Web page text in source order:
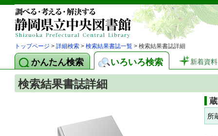
トップページ > 詳細検索 > 検索結果書誌一覧 > 検索結果書誌詳細
かんたん検索 いろいろ検索 新着資料
検索結果書誌詳細
所